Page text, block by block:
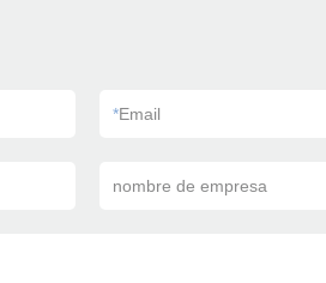
*Email
nombre de empresa